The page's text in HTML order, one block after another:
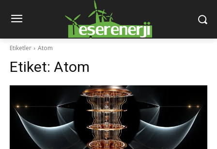
Etiketler Atom
Etiket: Atom